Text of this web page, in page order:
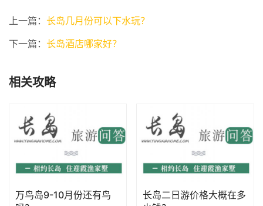
上一篇： 长岛几月份可以下水玩？
下一篇： 长岛酒店哪家好？
相关攻略
万鸟岛9-10月份还有鸟
长岛二日游价格大概在多